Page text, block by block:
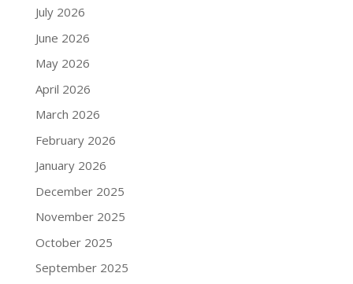
July 2026
June 2026
May 2026
April 2026
March 2026
February 2026
January 2026
December 2025
November 2025
October 2025
September 2025